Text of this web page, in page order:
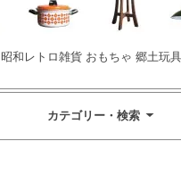
昭和レトロ雑貨 おもちゃ 郷土玩
カテゴリー・検索